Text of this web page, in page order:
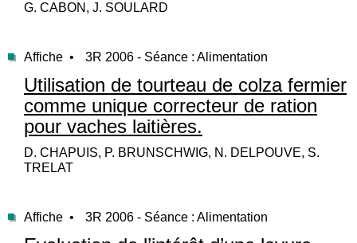
G. CABON, J. SOULARD
Affiche • 3R 2006 - Séance : Alimentation
Utilisation de tourteau de colza fermier
comme unique correcteur de ration
pour vaches laitières.
D. CHAPUIS, P. BRUNSCHWIG, N. DELPOUVE, S.
TRELAT
Affiche • 3R 2006 - Séance : Alimentation